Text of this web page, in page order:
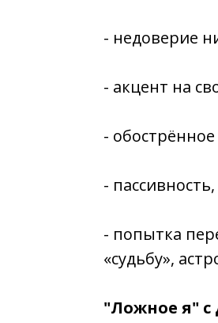
- недоверие
- акцент на
-
-
- попытка
«судьбу»,
"Ложное я" с